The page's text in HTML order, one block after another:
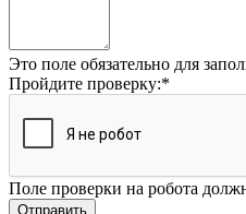
Это поле обязательно для
Пройдите проверку:*
Поле проверки на робота